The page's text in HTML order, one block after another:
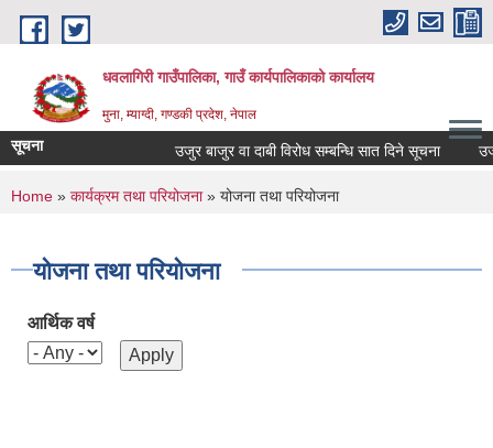
Skip to main content
धवलागिरी गाउँपालिका, गाउँ कार्यपालिकाको कार्यालय
मुना, म्याग्दी, गण्डकी प्रदेश, नेपाल
सूचना उजुर बाजुर वा दाबी विरोध सम्बन्धि सात दिने सूचना उजुर
You are here
Home » कार्यक्रम तथा परियोजना» योजना तथा परियोजना
योजना तथा परियोजना
आर्थिक वर्ष